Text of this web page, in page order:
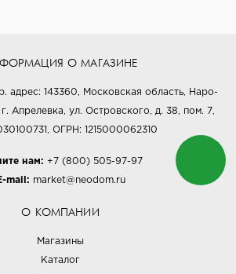
О МАГАЗИНЕ
143360, Московская область, Наро-
Апрелевка, ул. Островского, д. 38, пом. 7,
ОГРН: 1215000062310
нам: +7 (800) 505-97-97
mail: market@neodom.ru
О КОМПАНИИ
Магазины
Каталог